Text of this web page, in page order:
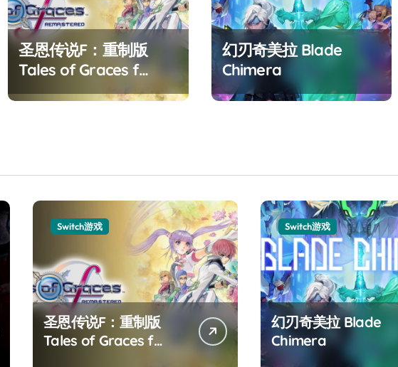
圣恩传说F：重制版
Tales of Graces f
Remastered
幻刃奇美拉 Blade
Chimera
Switch游戏
圣恩传说F：重制版
Tales of Graces f
Switch游戏
幻刃奇美拉 Blade
Chimera